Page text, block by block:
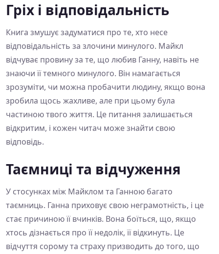
Гріх і відповідальність
Книга змушує задуматися про те, хто несе
відповідальність за злочини минулого. Майкл
відчуває провину за те, що любив Ганну, навіть не
знаючи її темного минулого. Він намагається
зрозуміти, чи можна пробачити людину, якщо вона
зробила щось жахливе, але при цьому була
частиною твого життя. Це питання залишається
відкритим, і кожен читач може знайти свою
відповідь.
Таємниці та відчуження
У стосунках між Майклом та Ганною багато
таємниць. Ганна приховує свою неграмотність, і це
стає причиною її вчинків. Вона боїться, що, якщо
хтось дізнається про її недолік, її відкинуть. Це
відчуття сорому та страху призводить до того, що